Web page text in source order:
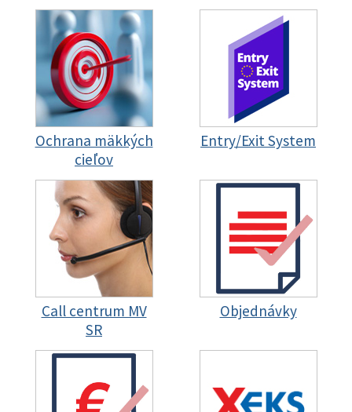
Ochrana mäkkých
cieľov
Entry/Exit System
Call centrum MV
SR
Objednávky